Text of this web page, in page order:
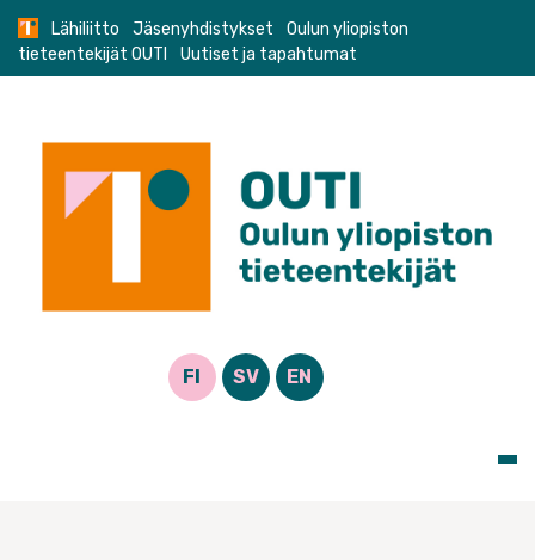
Skip
Lähiliitto Jäsenyhdistykset
Oulun yliopiston
tieteentekijät OUTI
Uutiset ja tapahtumat
FI SV EN